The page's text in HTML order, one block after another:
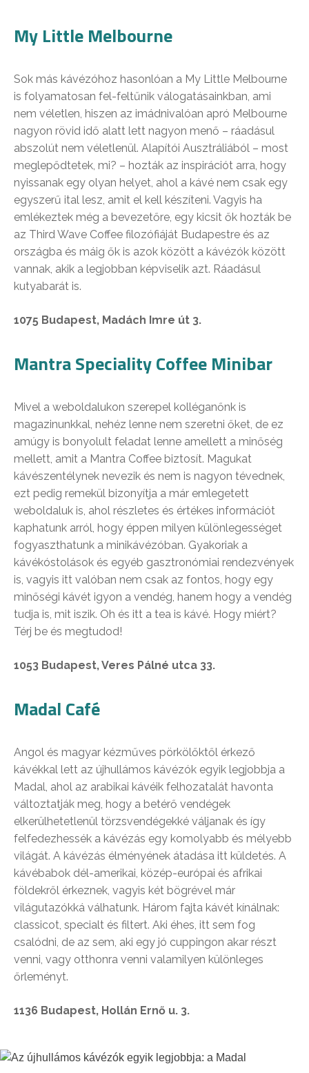
My Little Melbourne
Sok más kávézóhoz hasonlóan a My Little Melbourne
is folyamatosan fel-feltűnik válogatásainkban, ami
nem véletlen, hiszen az imádnivalóan apró Melbourne
nagyon rövid idő alatt lett nagyon menő – ráadásul
abszolút nem véletlenül. Alapítói Ausztráliából – most
meglepődtetek, mi? – hozták az inspirációt arra, hogy
nyissanak egy olyan helyet, ahol a kávé nem csak egy
egyszerű ital lesz, amit el kell készíteni. Vagyis ha
emlékeztek még a bevezetőre, egy kicsit ők hozták be
az Third Wave Coffee filozófiáját Budapestre és az
országba és máig ők is azok között a kávézók között
vannak, akik a legjobban képviselik azt. Ráadásul
kutyabarát is.
1075 Budapest, Madách Imre út 3.
Mantra Speciality Coffee Minibar
Mivel a weboldalukon szerepel kolléganőnk is
magazinunkkal, nehéz lenne nem szeretni őket, de ez
amúgy is bonyolult feladat lenne amellett a minőség
mellett, amit a Mantra Coffee biztosít. Magukat
kávészentélynek nevezik és nem is nagyon tévednek,
ezt pedig remekül bizonyítja a már emlegetett
weboldaluk is, ahol részletes és értékes információt
kaphatunk arról, hogy éppen milyen különlegességet
fogyaszthatunk a minikávézóban. Gyakoriak a
kávékóstolások és egyéb gasztronómiai rendezvények
is, vagyis itt valóban nem csak az fontos, hogy egy
minőségi kávét igyon a vendég, hanem hogy a vendég
tudja is, mit iszik. Oh és itt a tea is kávé. Hogy miért?
Térj be és megtudod!
1053 Budapest, Veres Pálné utca 33.
Madal Café
Angol és magyar kézműves pörkölőktől érkező
kávékkal lett az újhullámos kávézók egyik legjobbja a
Madal, ahol az arabikai kávéik felhozatalát havonta
változtatják meg, hogy a betérő vendégek
elkerülhetetlenül törzsvendégekké váljanak és így
felfedezhessék a kávézás egy komolyabb és mélyebb
világát. A kávézás élményének átadása itt küldetés. A
kávébabok dél-amerikai, közép-európai és afrikai
földekről érkeznek, vagyis két bögrével már
világutazókká válhatunk. Három fajta kávét kínálnak:
classicot, specialt és filtert. Aki éhes, itt sem fog
csalódni, de az sem, aki egy jó cuppingon akar részt
venni, vagy otthonra venni valamilyen különleges
őrleményt.
1136 Budapest, Hollán Ernő u. 3.